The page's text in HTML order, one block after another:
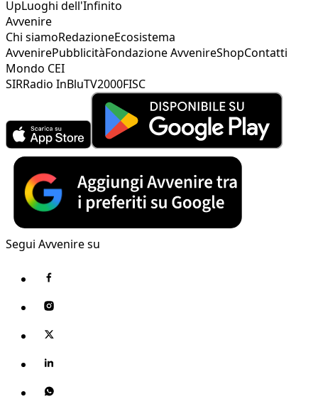
UpLuoghi dell'Infinito
Avvenire
Chi siamoRedazioneEcosistema
AvvenirePubblicitàFondazione AvvenireShopContatti
Mondo CEI
SIRRadio InBluTV2000FISC
Segui Avvenire su